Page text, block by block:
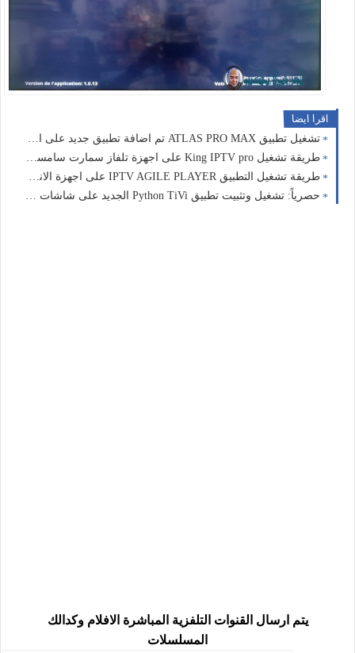
اقرا ايضا
تشغيل تطبيق ATLAS PRO MAX تم اضافة تطبيق جديد على اجهز الاندرويد & فايرستيك تيفي
طريقة تشغيل King IPTV pro على اجهزة تلفاز سمارت سامسونج تيزين
طريقة تشغيل التطبيق IPTV AGILE PLAYER على اجهزة الاندرويد&فايرستيك تيفي
حصرياً: تشغيل وتثبيت تطبيق Python TiVi الجديد على شاشات Android TV و FireStick
يتم ارسال القنوات التلفزية المباشرة الافلام وكدالك
المسلسلات